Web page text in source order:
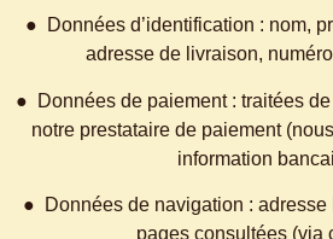
● Données d’identification : nom,
adresse de livraison,
● Données de paiement : traitées
notre prestataire de paiement
information
● Données de navigation : adresse
pages consultées (via